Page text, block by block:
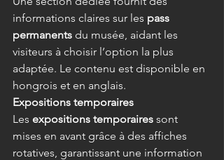
informations claires sur les pass
permanents du musée, aidant les
visiteurs à choisir l’option la plus
adaptée. Le contenu est disponible en
hongrois et en anglais.
Expositions temporaires
Les expositions temporaires sont
mises en avant grâce à des affiches
rotatives, garantissant une information